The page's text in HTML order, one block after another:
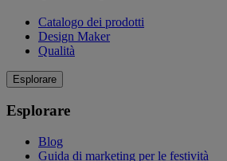
Catalogo dei prodotti
Design Maker
Qualità
Esplorare
Esplorare
Blog
Guida di marketing per le festività